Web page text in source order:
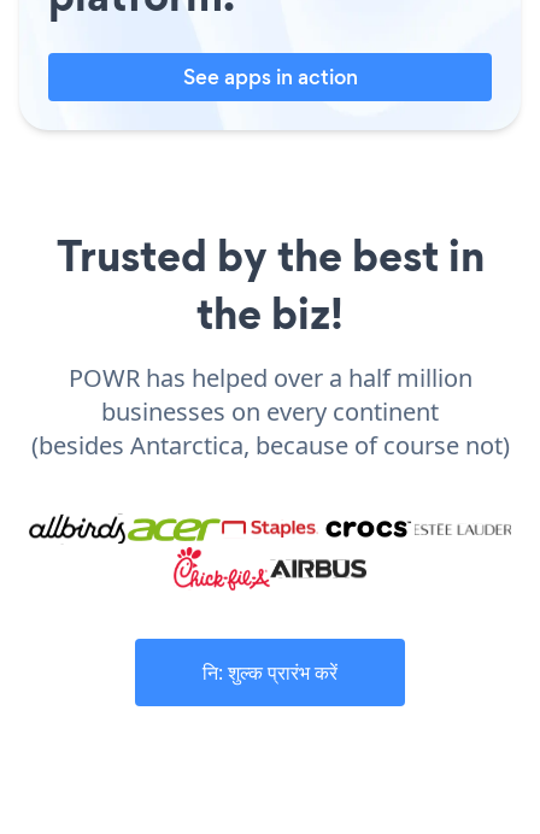
See apps in action
Trusted by the best in
the biz!
POWR has helped over a half million
businesses on every continent
(besides Antarctica, because of course not)
नि: शुल्क प्रारंभ करें